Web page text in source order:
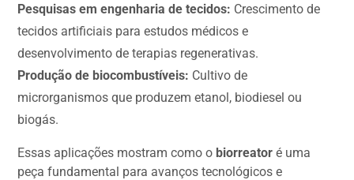
Pesquisas em engenharia de tecidos: Crescimento de
tecidos artificiais para estudos médicos e
desenvolvimento de terapias regenerativas.
Produção de biocombustíveis: Cultivo de
microrganismos que produzem etanol, biodiesel ou
biogás.
Essas aplicações mostram como o biorreator é uma
peça fundamental para avanços tecnológicos e